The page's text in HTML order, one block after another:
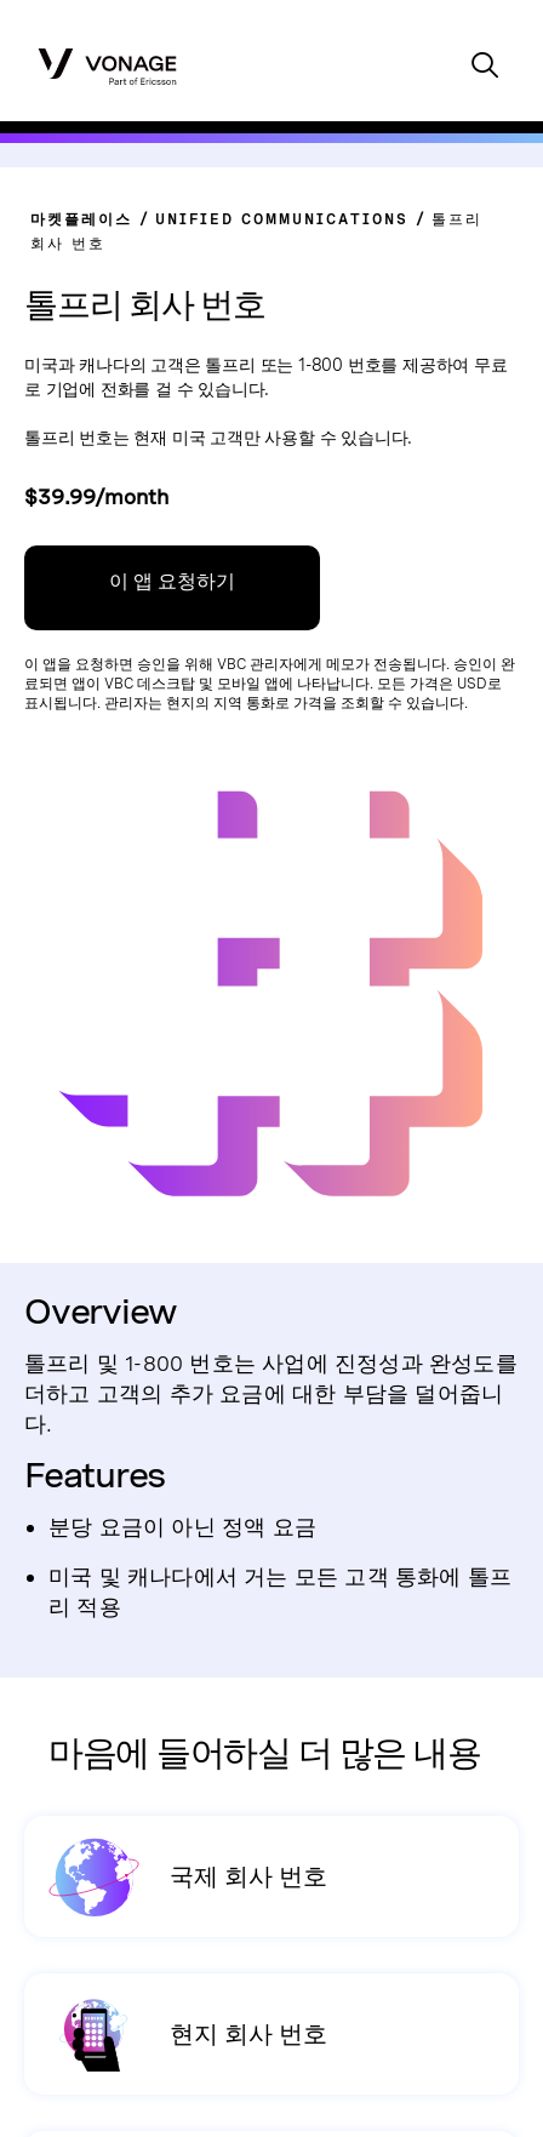
마켓플레이스 UNIFIED COMMUNICATIONS
톨프리
회사 번호
톨프리 회사 번호
미국과 캐나다의 고객은 톨프리 또는 1-800 번호를 제공하여 무료
로 기업에 전화를 걸 수 있습니다.
톨프리 번호는 현재 미국 고객만 사용할 수 있습니다.
$39.99/month
이 앱 요청하기
이 앱을 요청하면 승인을 위해 VBC 관리자에게 메모가 전송됩니다. 승인이 완
료되면 앱이 VBC 데스크탑 및 모바일 앱에 나타납니다. 모든 가격은 USD로
표시됩니다. 관리자는 현지의 지역 통화로 가격을 조회할 수 있습니다.
Overview
톨프리 및 1-800 번호는 사업에 진정성과 완성도를
더하고 고객의 추가 요금에 대한 부담을 덜어줍니
다.
Features
분당 요금이 아닌 정액 요금
미국 및 캐나다에서 거는 모든 고객 통화에 톨프
리 적용
마음에 들어하실 더 많은 내용
국제 회사 번호
현지 회사 번호